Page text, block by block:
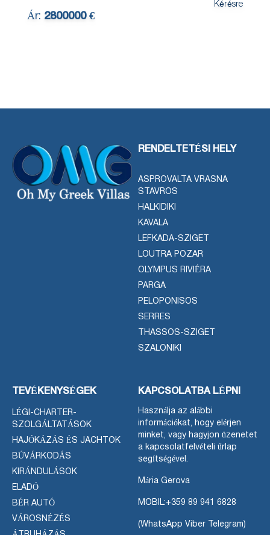
Kérésre
Ár: 2800000 €
RENDELTETÉSI HELY
ASPROVALTA VRASNA
STAVROS
HALKIDIKI
KAVALA
LEFKADA-SZIGET
LOUTRA POZAR
OLYMPUS RIVIÉRA
PARGA
PELOPONISOS
SERRES
THASSOS-SZIGET
SZALONIKI
TEVÉKENYSÉGEK
LÉGI-CHARTER-
SZOLGÁLTATÁSOK
HAJÓKÁZÁS ÉS JACHTOK
BÚVÁRKODÁS
KIRÁNDULÁSOK
ELADÓ
BÉR AUTÓ
VÁROSNÉZÉS
KAPCSOLATBA LÉPNI
Használja az alábbi
információkat, hogy elérjen
minket, vagy hagyjon üzenetet
a kapcsolatfelvételi űrlap
segítségével.
Mária Gerova
MOBIL:+359 89 941 6828
(WhatsApp Viber Telegram)